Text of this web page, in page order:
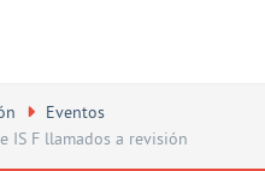
Eventos
IS F llamados a revisión